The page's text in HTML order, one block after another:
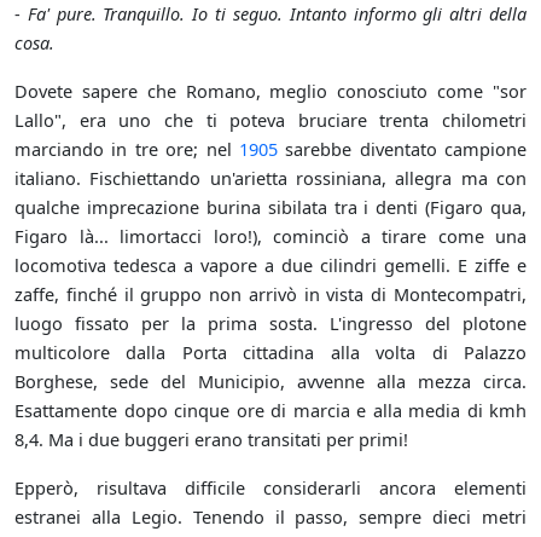
- Fa' pure. Tranquillo. Io ti seguo. Intanto informo gli altri della
cosa.
Dovete sapere che Romano, meglio conosciuto come "sor
Lallo", era uno che ti poteva bruciare trenta chilometri
marciando in tre ore; nel 1905sarebbe diventato campione
italiano. Fischiettando un'arietta rossiniana, allegra ma con
qualche imprecazione burina sibilata tra i denti (Figaro qua,
Figaro là... limortacci loro!), cominciò a tirare come una
locomotiva tedesca a vapore a due cilindri gemelli. E ziffe e
zaffe, finché il gruppo non arrivò in vista di Montecompatri,
luogo fissato per la prima sosta. L'ingresso del plotone
multicolore dalla Porta cittadina alla volta di Palazzo
Borghese, sede del Municipio, avvenne alla mezza circa.
Esattamente dopo cinque ore di marcia e alla media di kmh
8,4. Ma i due buggeri erano transitati per primi!
Epperò, risultava difficile considerarli ancora elementi
estranei alla Legio. Tenendo il passo, sempre dieci metri